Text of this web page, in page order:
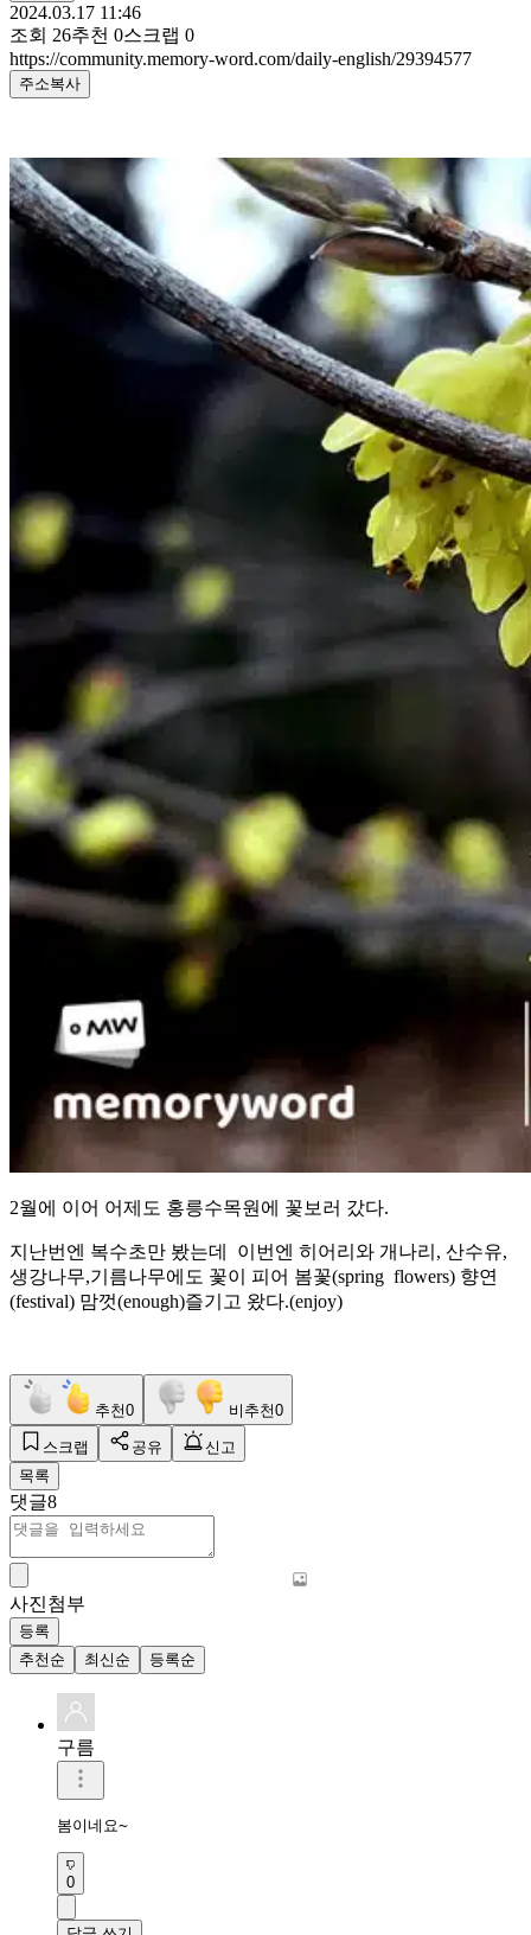
2024.03.17 11:46
조회 26추천 0스크랩 0
https://community.memory-word.com/daily-english/29394577
주소복사
2월에 이어 어제도 홍릉수목원에 꽃보러 갔다.
지난번엔 복수초만 봤는데 이번엔 히어리와 개나리, 산수유,
생강나무,기름나무에도 꽃이 피어 봄꽃(spring flowers) 향연
(festival) 맘껏(enough)즐기고 왔다.(enjoy)
추천0 비추천0
스크랩 공유
신고
목록
댓글8
사진첨부
등록
추천순
최신순 등록순
구름
봄이네요~
0